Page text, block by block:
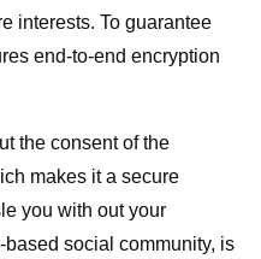
interests. To guarantee
end-to-end encryption
the consent of the
makes it a secure
you with out your
social community, is